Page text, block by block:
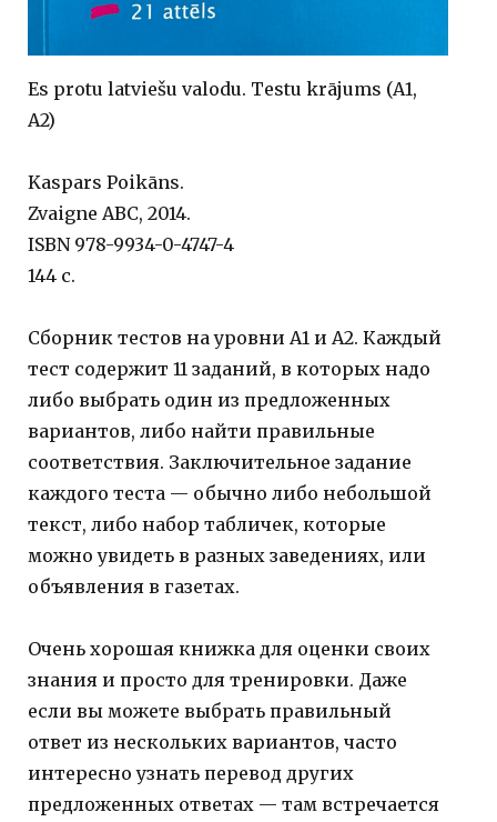
Es protu latviešu valodu. Testu krājums (A1,
A2)
Kaspars Poikāns.
Zvaigne ABC, 2014.
ISBN 978-9934-0-4747-4
144 с.
Сборник тестов на уровни А1 и А2. Каждый
тест содержит 11 заданий, в которых надо
либо выбрать один из предложенных
вариантов, либо найти правильные
соответствия. Заключительное задание
каждого теста — обычно либо небольшой
текст, либо набор табличек, которые
можно увидеть в разных заведениях, или
объявления в газетах.
Очень хорошая книжка для оценки своих
знания и просто для тренировки. Даже
если вы можете выбрать правильный
ответ из нескольких вариантов, часто
интересно узнать перевод других
предложенных ответах — там встречается